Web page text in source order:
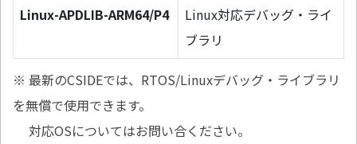
Linux-APDLIB-ARM64/P4
Linux対応デバッグ・ライ
ブラリ
※ 最新のCSIDEでは、RTOS/Linuxデバッグ・ライブラリ
を無償で使用できます。
対応OSについてはお問い合ください。